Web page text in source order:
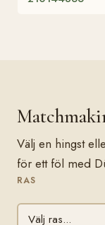
Välj en hingst
för ett föl med
RAS